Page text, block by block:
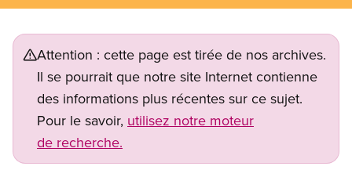
Attention : cette page est tirée de nos archives.
Il se pourrait que notre site Internet contienne
des informations plus récentes sur ce sujet.
Pour le savoir, utilisez notre moteur
de recherche.